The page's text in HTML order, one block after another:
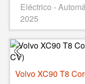
Eléctrico -
2025